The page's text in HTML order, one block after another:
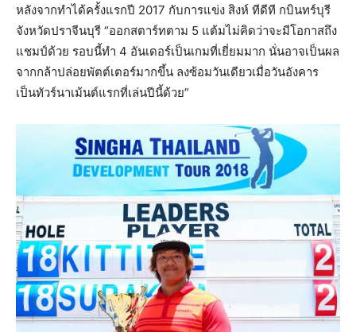
หลังจากทำได้ครั้งแรกปี 2017 กับการแข่ง สิงห์ ทีดีที กบินทร์บุรี
จังหวัดปราจีนบุรี “ออกสตาร์ทตาม 5 แต้มไม่คิดว่าจะมีโอกาสถึง
แชมป์ด้วย รอบนี้ทำ 4 อันเดอร์เป็นเกมที่เยี่ยมมาก นั่นอาจเป็นผล
จากกล้าปล่อยพัตต์เตอร์มากขึ้น ลงซ้อมวันเดียวเมื่อวันอังคาร
เป็นทัวร์นาเม้นต์แรกที่เล่นปีนี้ด้วย”